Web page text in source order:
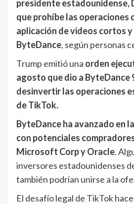
presidente estadounidense,
que prohíbe las operaciones
aplicación de videos cortos y
ByteDance, según personas
Trump emitió una orden
agosto que dio a ByteDance
desinvertir las operaciones
de TikTok.
ByteDance ha avanzado en
con potenciales
Microsoft Corp y Oracle.
inversores estadounidenses
también podrían unirse a la
El desafío legal de TikTok